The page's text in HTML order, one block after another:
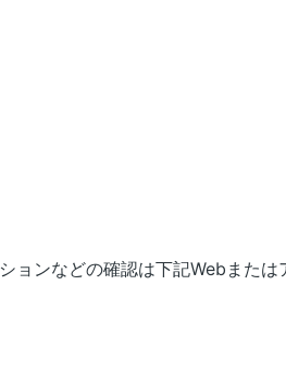
ンなどの確認は下記Webまたは